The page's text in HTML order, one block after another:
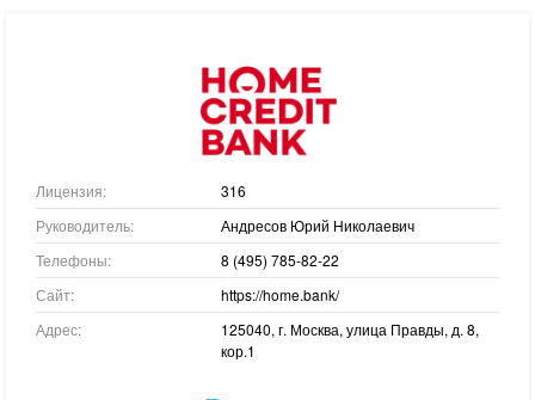
Лицензия:
316
Руководитель:
Андресов Юрий Николаевич
Телефоны:
8 (495) 785-82-22
Сайт:
https://home.bank/
Адрес:
125040, г. Москва, улица Правды, д. 8,
кор.1